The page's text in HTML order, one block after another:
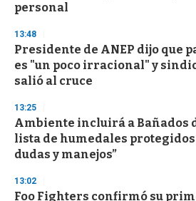
personal
13:48
Presidente de ANEP dijo que
es "un poco irracional" y
salió al cruce
13:25
Ambiente incluirá a Bañados
lista de humedales protegidos
dudas y manejos”
13:02
Foo Fighters confirmó su